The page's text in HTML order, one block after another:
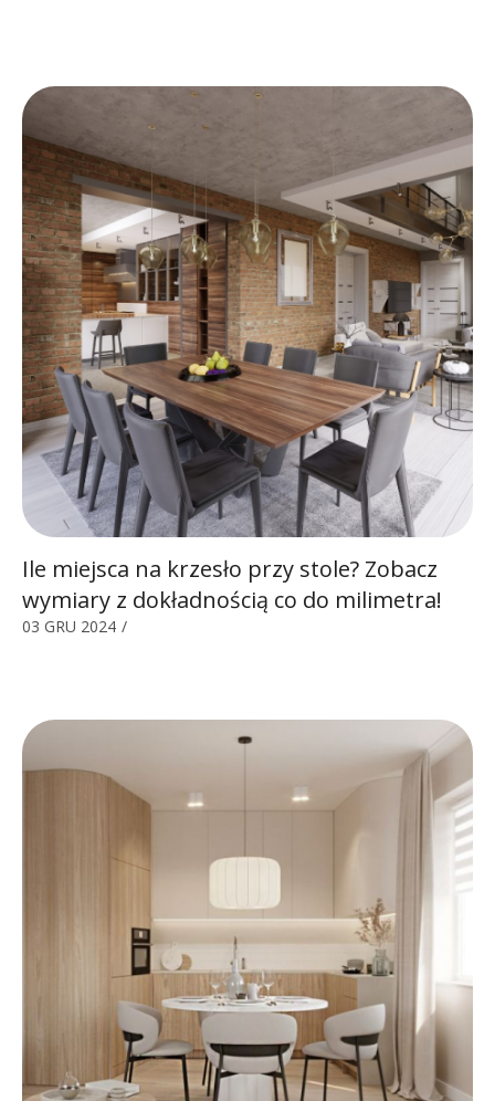
Ile miejsca na krzesło przy stole? Zobacz
wymiary z dokładnością co do milimetra!
03 GRU 2024 /